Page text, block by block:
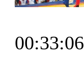
00:33:06